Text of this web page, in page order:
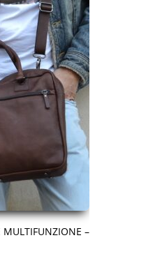
MULTIFUNZIONE –